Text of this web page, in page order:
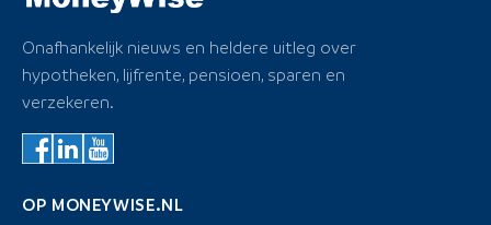
Onafhankelijk nieuws en heldere uitleg over
hypotheken, lijfrente, pensioen, sparen en
verzekeren.
OP MONEYWISE.NL